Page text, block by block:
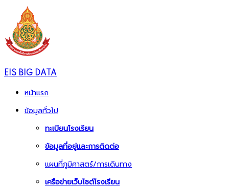
EIS BIG DATA
หน้าแรก
ข้อมูลทั่วไป
ทะเบียนโรงเรียน
ข้อมูลที่อยู่และการติดต่อ
แผนที่ภูมิศาสตร์/การเดินทาง
เครือข่ายเว็บไซต์โรงเรียน